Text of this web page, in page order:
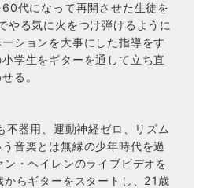
代になって再開させた生徒を
やる気に火をつけ弾けるように
ションを大事にした指導をす
学生をギターを通して立ち直
る。
不器用、運動神経ゼロ、リズム
音楽とは無縁の少年時代を過
・ヘイレンのライブビデオを
らギターをスタートし、21歳